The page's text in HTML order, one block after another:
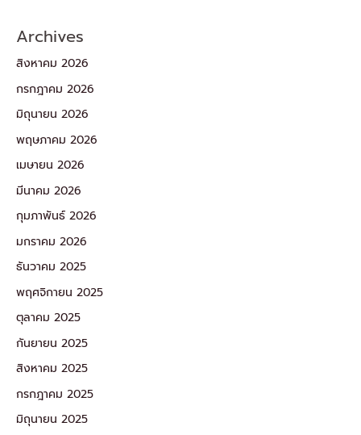
Archives
สิงหาคม 2026
กรกฎาคม 2026
มิถุนายน 2026
พฤษภาคม 2026
เมษายน 2026
มีนาคม 2026
กุมภาพันธ์ 2026
มกราคม 2026
ธันวาคม 2025
พฤศจิกายน 2025
ตุลาคม 2025
กันยายน 2025
สิงหาคม 2025
กรกฎาคม 2025
มิถุนายน 2025